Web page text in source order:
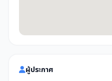
ผู้ประกาศ